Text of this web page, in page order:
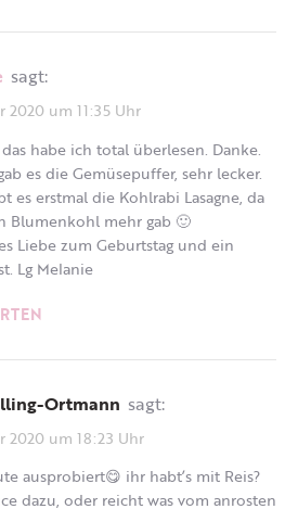
sagt:
2020 um 11:35 Uhr
habe ich total überlesen. Danke.
es die Gemüsepuffer, sehr lecker.
es erstmal die Kohlrabi Lasagne, da
Blumenkohl mehr gab 🙂
Liebe zum Geburtstag und ein
Lg Melanie
Ortmann sagt:
2020 um 18:23 Uhr
ausprobiert😋 ihr habt’s mit Reis?
dazu, oder reicht was vom anrosten